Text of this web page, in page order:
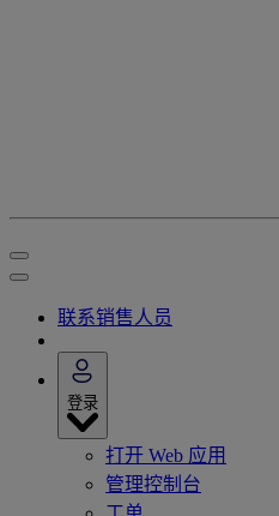
联系销售人员
登录
打开 Web 应用
管理控制台